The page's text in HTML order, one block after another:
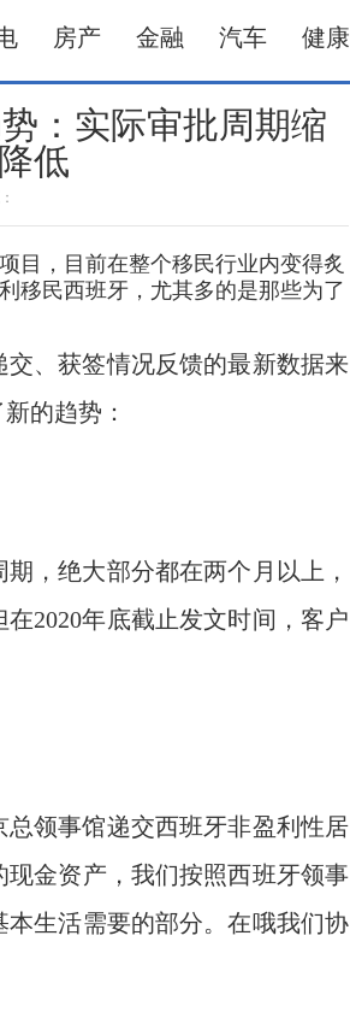
房产 金融 汽车 健康
：实际审批周期缩
低
：
，目前在整个移民行业内变得炙
移民西班牙，尤其多的是那些为了
、获签情况反馈的最新数据来
的趋势：
，绝大部分都在两个月以上，
2020年底截止发文时间，客户
领事馆递交西班牙非盈利性居
金资产，我们按照西班牙领事
生活需要的部分。在哦我们协